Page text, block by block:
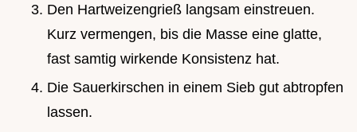
Den Hartweizengrieß langsam einstreuen.
Kurz vermengen, bis die Masse eine glatte,
fast samtig wirkende Konsistenz hat.
Die Sauerkirschen in einem Sieb gut abtropfen
lassen.